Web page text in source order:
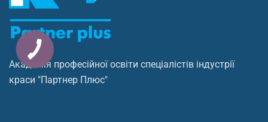
Академія професійної освіти спеціалістів індустрії
краси "Партнер Плюс"